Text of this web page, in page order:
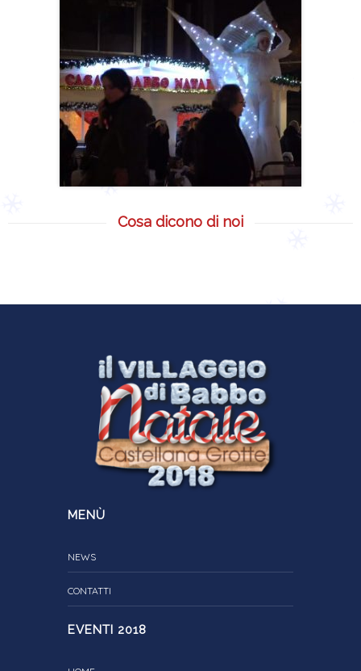
Cosa dicono di noi
MENÙ
NEWS
CONTATTI
EVENTI 2018